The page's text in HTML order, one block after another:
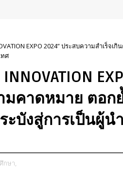
EXPO 2024” ประสบความสำเร็
ศ
มคาดหมาย ตอก
ะบังสู่การเป็นผู้
กษา,